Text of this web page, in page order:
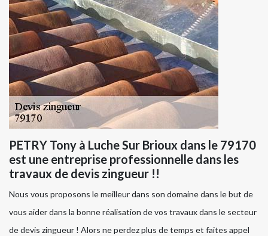
PETRY Tony à Luche Sur Brioux dans le 79170
est une entreprise professionnelle dans les
travaux de devis zingueur !!
Nous vous proposons le meilleur dans son domaine dans le but de
vous aider dans la bonne réalisation de vos travaux dans le secteur
de devis zingueur ! Alors ne perdez plus de temps et faites appel